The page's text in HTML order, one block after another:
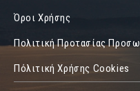
Όροι Χρήσης
Πολιτική Προτασίας
Πόλιτική Χρήσης Cookies